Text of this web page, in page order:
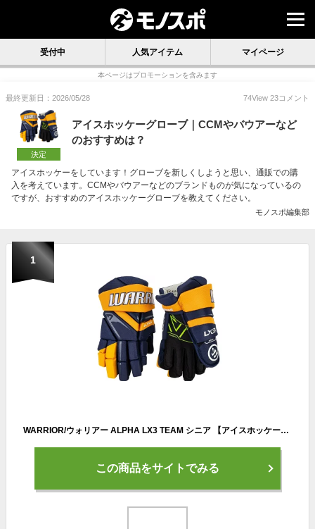
受付中 人気アイテム マイページ
本ページはプロモーションを含みます
最終更新日：2026/05/28 74View 23コメント
決定
アイスホッケーグローブ｜CCMやバウアーなど
のおすすめは？
アイスホッケーをしています！グローブを新しくしようと思い、通販での購
入を考えています。CCMやバウアーなどのブランドものが気になっているの
ですが、おすすめのアイスホッケーグローブを教えてください。
モノスポ編集部
1
WARRIOR/ウォリアー ALPHA LX3 TEAM シニア 【アイスホッケーグローブ】 2025-2026
この商品をサイトでみる